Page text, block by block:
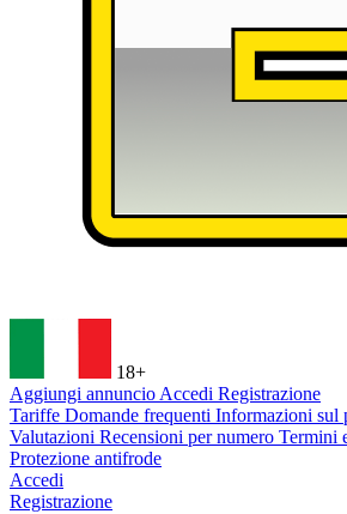
18+
Aggiungi annuncio Accedi Registrazione
Tariffe Domande frequenti Informazioni sul
Valutazioni Recensioni per numero Termini
Protezione antifrode
Accedi
Registrazione